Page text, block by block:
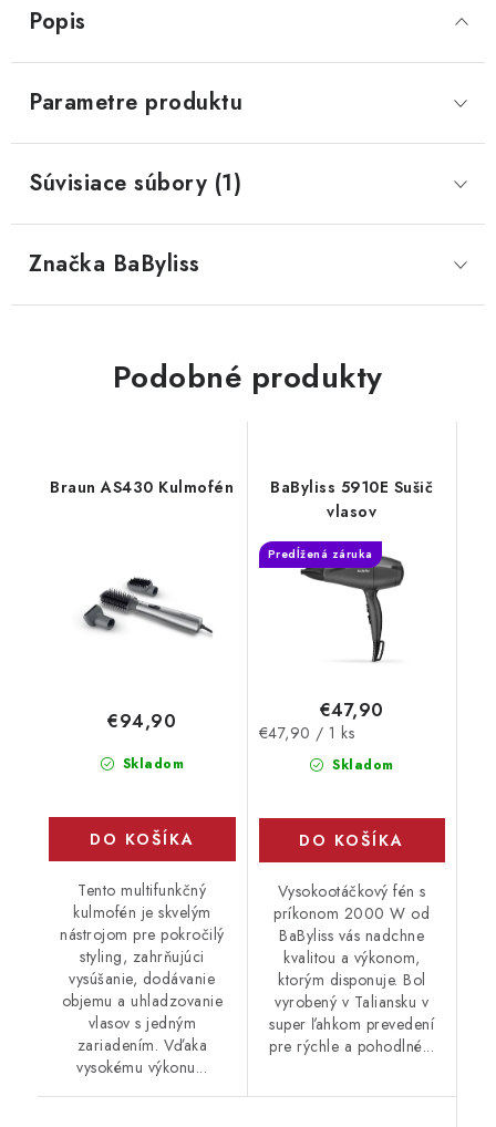
Popis
Parametre produktu
Súvisiace súbory (1)
Značka BaByliss
Podobné produkty
Braun AS430 Kulmofén
Skladom
€94,90
DO KOŠÍKA
Tento multifunkčný
kulmofén je skvelým
nástrojom pre pokročilý
styling, zahrňujúci
vysúšanie, dodávanie
objemu a uhladzovanie
vlasov s jedným
zariadením. Vďaka
vysokému výkonu...
BaByliss 5910E Sušič
vlasov
Predĺžená záruka
Skladom
€47,90
Jednotková
€47,90 / 1 ks
DO KOŠÍKA
Vysokootáčkový fén s
príkonom 2000 W od
BaByliss vás nadchne
kvalitou a výkonom,
ktorým disponuje. Bol
vyrobený v Taliansku v
super ľahkom prevedení
pre rýchle a pohodlné...